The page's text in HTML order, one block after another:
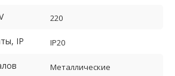
220
IP IP20
Металлические